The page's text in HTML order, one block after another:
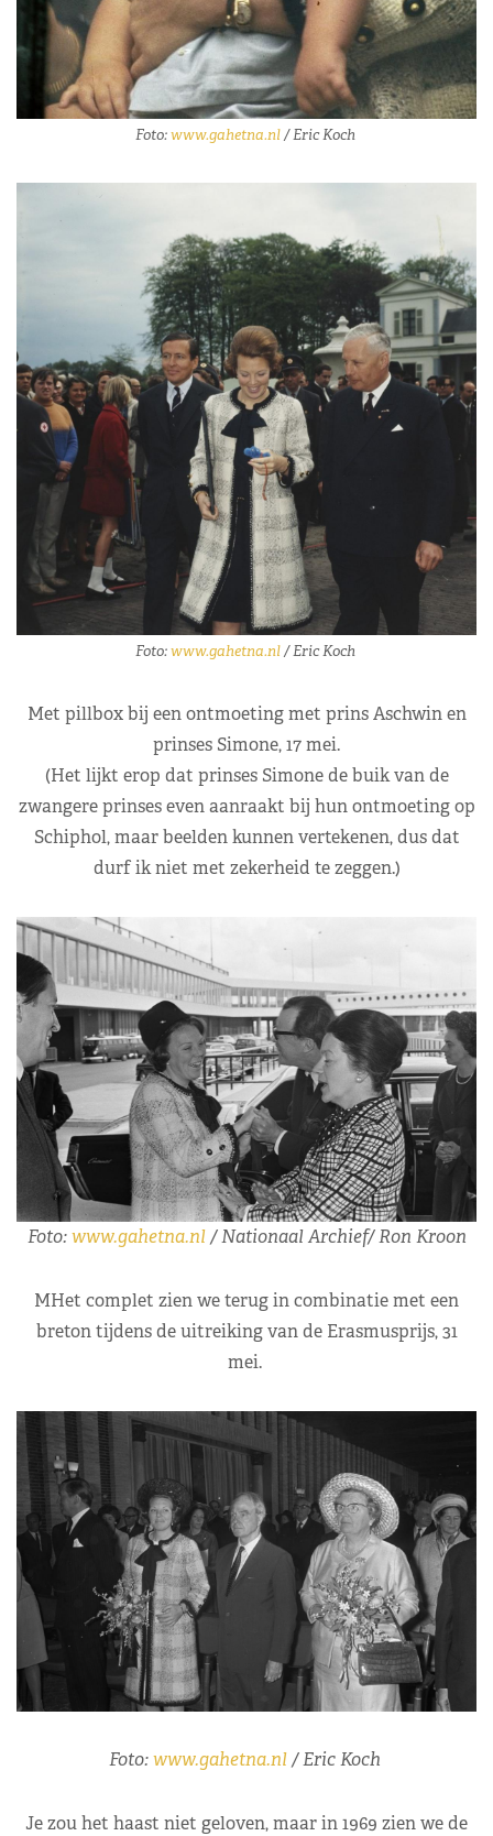
Foto:www.gahetna.nl/ Eric Koch
Foto:www.gahetna.nl/ Eric Koch
Met pillbox bij een ontmoeting met prins Aschwin en
prinses Simone, 17 mei.
(Het lijkt erop dat prinses Simone de buik van de
zwangere prinses even aanraakt bij hun ontmoeting op
Schiphol, maar beelden kunnen vertekenen, dus dat
durf ik niet met zekerheid te zeggen.)
Foto:www.gahetna.nl/ Nationaal Archief/ Ron Kroon
MHet complet zien we terug in combinatie met een
breton tijdens de uitreiking van de Erasmusprijs, 31
mei.
Foto:www.gahetna.nl/ Eric Koch
Je zou het haast niet geloven, maar in 1969 zien we de